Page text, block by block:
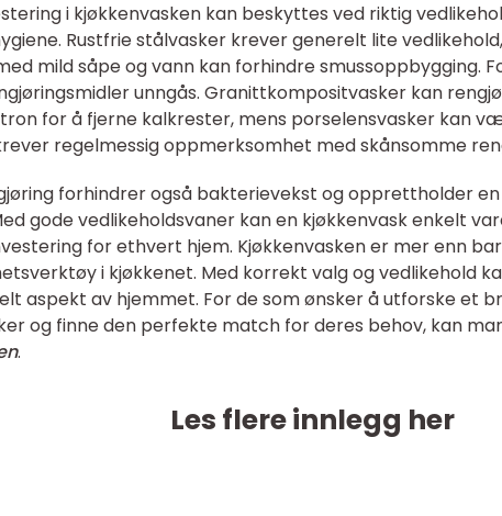
i kjøkkenvasken kan beskyttes ved riktig
Rustfrie stålvasker krever generelt lite
mild såpe og vann kan forhindre smussoppbygging.
unngås. Granittkompositvasker kan
for å fjerne kalkrester, mens porselensvasker kan
regelmessig oppmerksomhet med skånsomme
forhindrer også bakterievekst og opprettholder
gode vedlikeholdsvaner kan en kjøkkenvask enkelt
for ethvert hjem. Kjøkkenvasken er mer enn
i kjøkkenet. Med korrekt valg og vedlikehold
aspekt av hjemmet. For de som ønsker å utforske et
og finne den perfekte match for deres behov, kan
.
Les flere innlegg her